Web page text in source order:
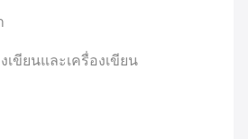
เขียนและเครื่องเขียน